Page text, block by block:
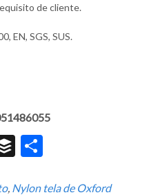
de cliente.
EN, SGS, SUS.
Buffer
, Nylon tela de Oxford